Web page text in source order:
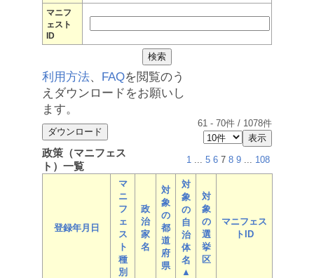
マニフ
ェスト
ID
利用方法、 FAQを閲覧のう
えダウンロードをお願いし
ます。
61 - 70件 / 1078件
政策（マニフェス
ト）一覧
1 ... 5 6 7 8 9 ... 108
登録年月日
マ
ニ
フ
ェ
ス
ト
種
別
政
治
家
名
対
象
の
都
道
府
県
対
象
の
自
治
体
名
▲
対
象
の
選
挙
区
マニフェス
トID